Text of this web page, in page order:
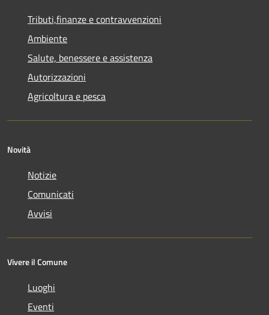
Tributi,finanze e contravvenzioni
Ambiente
Salute, benessere e assistenza
Autorizzazioni
Agricoltura e pesca
Novità
Notizie
Comunicati
Avvisi
Vivere il Comune
Luoghi
Eventi